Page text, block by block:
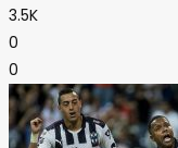
3.5K
0
0